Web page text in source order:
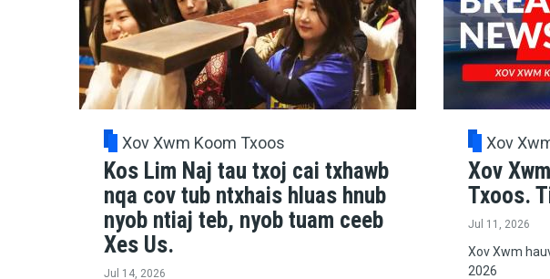
Xov Xwm Koom Txoos
Kos Lim Naj tau txoj cai txhawb
nqa cov tub ntxhais hluas hnub
nyob ntiaj teb, nyob tuam ceeb
Xes Us.
Jul 14, 2026
Xov
Xov
Txoos.
Jul 11, 2026
Xov Xwm
2026